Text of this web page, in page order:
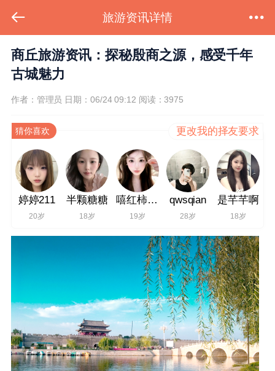
旅游资讯详情
商丘旅游资讯：探秘殷商之源，感受千年
古城魅力
作者：管理员 日期：06/24 09:12 阅读：3975
猜你喜欢 更改我的择友要求
婷婷211
20岁
半颗糖糖
18岁
嘻红柿炒鸡蛋
19岁
qwsqian
28岁
是芊芊啊
18岁